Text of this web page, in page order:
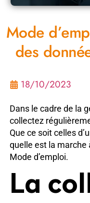
Mode
des
18/10/2023
Dans le cadre de la
collectez
Que ce soit celles
quelle est la marche
Mode d’emploi.
La